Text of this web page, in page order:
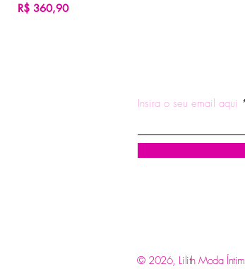
Preço
R$ 360,90
Insira o seu email aqui
© 2026, Lilith Moda